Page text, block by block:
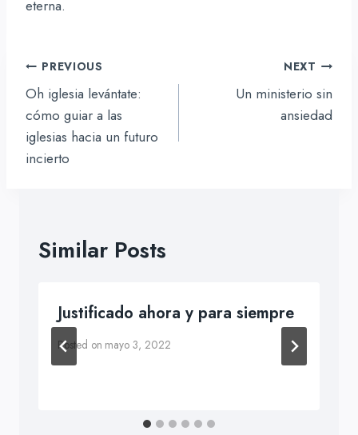
eterna.
Navegación
de
entradas
PREVIOUS
Oh iglesia levántate:
cómo guiar a las
iglesias hacia un futuro
incierto
NEXT
Un ministerio sin
ansiedad
Similar Posts
Justificado ahora y para siempre
Posted on mayo 3, 2022